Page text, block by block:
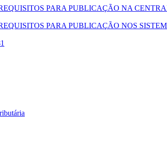
PARA PUBLICAÇÃO NA
PARA PUBLICAÇÃO NOS